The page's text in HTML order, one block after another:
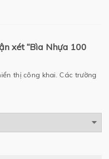
xét “Bìa Nhựa 100
thị công khai. Các trường